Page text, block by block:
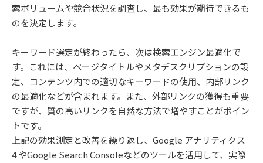
索ボリュームや競合状況を調査し、最も効果が期待できるも
のを決定します。
キーワード選定が終わったら、次は検索エンジン最適化で
す。これには、ページタイトルやメタデスクリプションの設
定、コンテンツ内での適切なキーワードの使用、内部リンク
の最適化などが含まれます。また、外部リンクの獲得も重要
ですが、質の高いリンクを自然な方法で増やすことがポイン
トです。
上記の効果測定と改善を繰り返し、Google アナリティクス
4 やGoogle Search Consoleなどのツールを活用して、実際